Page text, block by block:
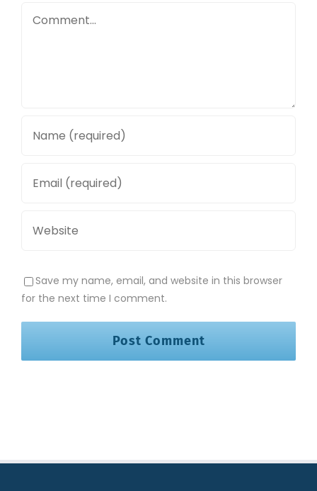
Save my name, email, and website in this browser
for the next time I comment.